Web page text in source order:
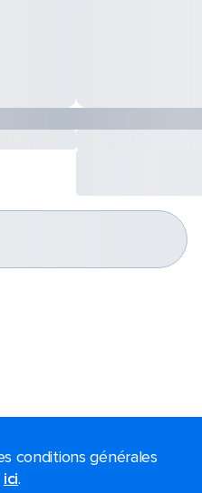
conditions générales
ici.